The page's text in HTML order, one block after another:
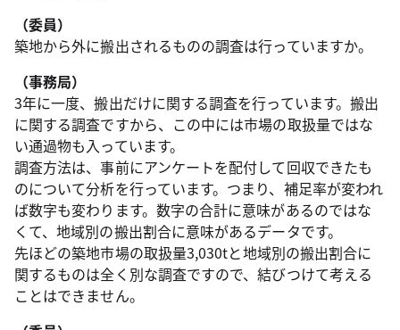
（委員）
築地から外に搬出されるものの調査は行っていますか。
（事務局）
3年に一度、搬出だけに関する調査を行っています。搬出
に関する調査ですから、この中には市場の取扱量ではな
い通過物も入っています。
調査方法は、事前にアンケートを配付して回収できたも
のについて分析を行っています。つまり、補足率が変われ
ば数字も変わります。数字の合計に意味があるのではな
くて、地域別の搬出割合に意味があるデータです。
先ほどの築地市場の取扱量3,030tと地域別の搬出割合に
関するものは全く別な調査ですので、結びつけて考える
ことはできません。